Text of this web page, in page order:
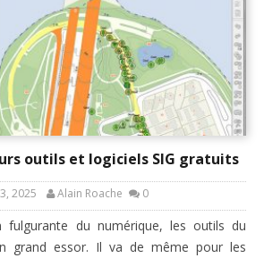
outils et logiciels SIG gratuits
2025 Alain Roache 0
fulgurante du numérique, les outils du
grand essor. Il va de même pour les